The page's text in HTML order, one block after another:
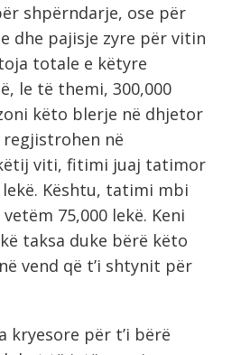
shpërndarje, ose për
dhe pajisje zyre për vitin
totale e këtyre
le të themi, 300,000
këto blerje në dhjetor
në
viti, fitimi juaj tatimor
Kështu, tatimi mbi
75,000 lekë. Keni
taksa duke bërë këto
vend që t’i shtynit për
kryesore për t’i bërë